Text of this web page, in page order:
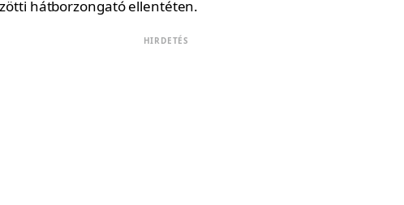
hátborzongató ellentéten.
HIRDETÉS